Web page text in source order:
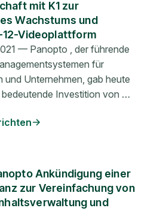
mit K1 zur
Wachstums und
12-Videoplattform
— Panopto , der führende
für
und Unternehmen, gab heute
bedeutende Investition von …
Ankündigung einer
zur Vereinfachung von
und